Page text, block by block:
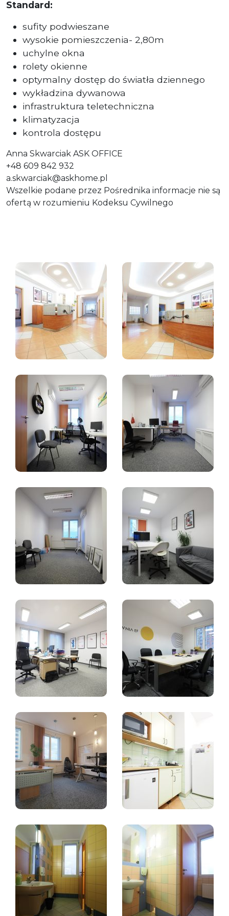
Standard:
sufity podwieszane
wysokie pomieszczenia- 2,80m
uchylne okna
rolety okienne
optymalny dostęp do światła dziennego
wykładzina dywanowa
infrastruktura teletechniczna
klimatyzacja
kontrola dostępu
Anna Skwarciak ASK OFFICE
+48 609 842 932
a.skwarciak@askhome.pl
Wszelkie podane przez Pośrednika informacje nie są
ofertą w rozumieniu Kodeksu Cywilnego